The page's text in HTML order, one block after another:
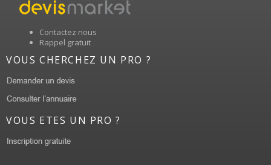
Contactez nous
Rappel gratuit
VOUS CHERCHEZ UN PRO ?
VOUS ETES UN PRO ?